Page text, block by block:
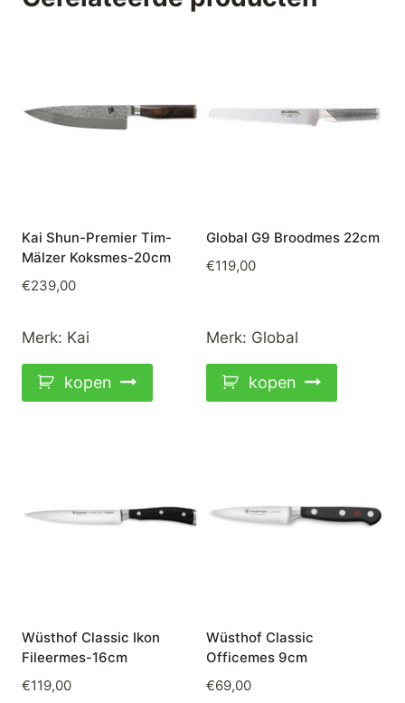
Kai Shun-Premier Tim-
Mälzer Koksmes-20cm
€239,00
Merk: Kai
kopen
Global G9 Broodmes 22cm
€119,00
Merk: Global
kopen
Wüsthof Classic Ikon
Fileermes-16cm
€119,00
Wüsthof Classic
Officemes 9cm
€69,00